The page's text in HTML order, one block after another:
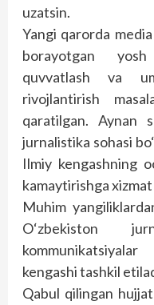
uzatsin.
Yangi qarorda
borayotgan
quvvatlash va
rivojlantirish
qaratilgan. Aynan
jurnalistika sohasi
Ilmiy kengashning
kamaytirishga
Muhim
O‘zbekiston
kengashi tashkil
Qabul qilingan